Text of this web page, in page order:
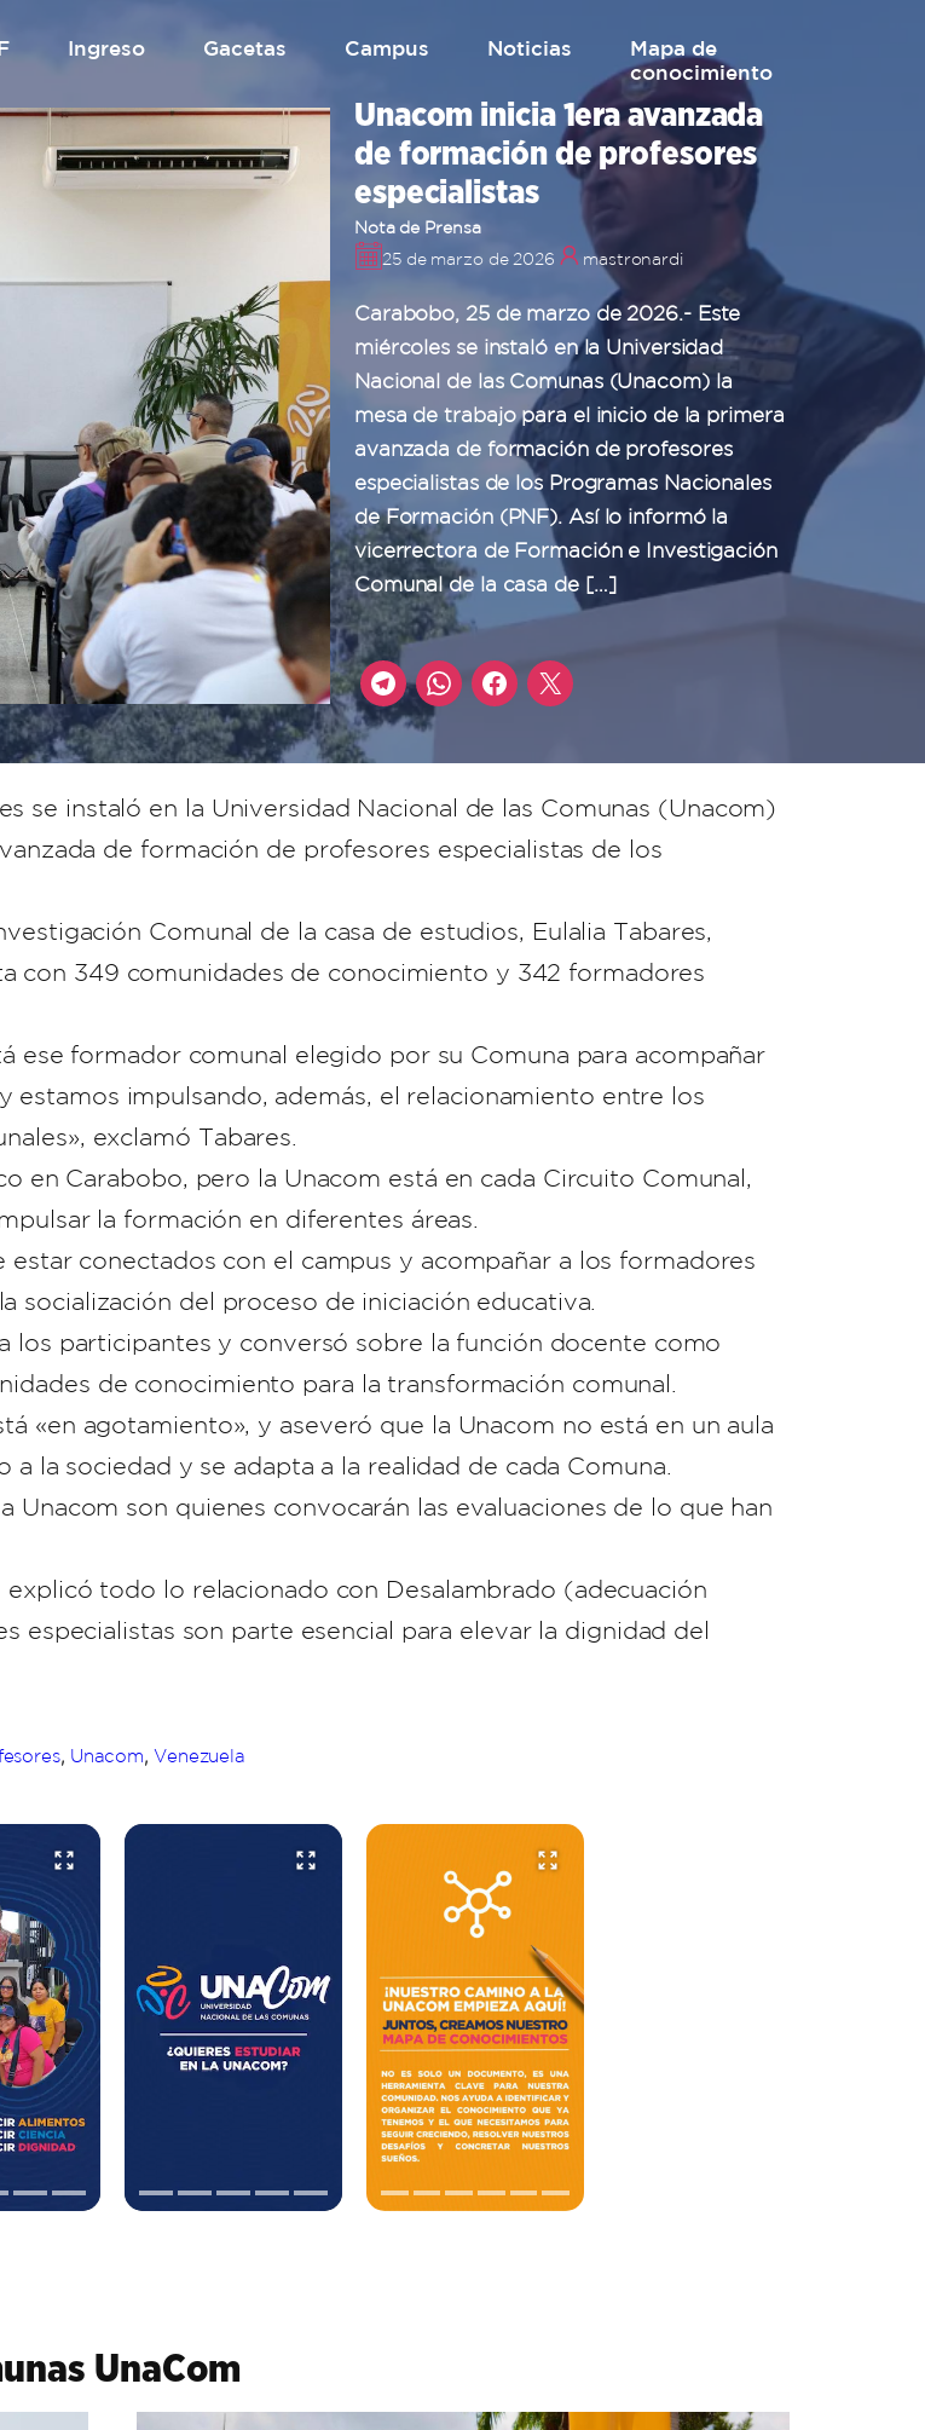
Ingreso gacetas Campus Noticias
mapa de
conocimiento
Unacom inicia 1era avanzada
de formación de profesores
especialistas
Nota de Prensa
25 de marzo de 2026
mastronardi
Carabobo, 25 de marzo de 2026.- Este
miércoles se instaló en la Universidad
Nacional de las Comunas (Unacom) la
mesa de trabajo para el inicio de la primera
avanzada de formación de profesores
especialistas de los Programas Nacionales
de Formación (PNF). Así lo informó la
vicerrectora de Formación e Investigación
Comunal de la casa de […]
se instaló en la Universidad Nacional de las Comunas (Unacom)
de formación de profesores especialistas de los
Comunal de la casa de estudios, Eulalia Tabares,
con 349 comunidades de conocimiento y 342 formadores
ese formador comunal elegido por su Comuna para acompañar
impulsando, además, el relacionamiento entre los
exclamó Tabares.
en Carabobo, pero la Unacom está en cada Circuito Comunal,
la formación en diferentes áreas.
conectados con el campus y acompañar a los formadores
socialización del proceso de iniciación educativa.
los participantes y conversó sobre la función docente como
de conocimiento para la transformación comunal.
«en agotamiento», y aseveró que la Unacom no está en un aula
la sociedad y se adapta a la realidad de cada Comuna.
Unacom son quienes convocarán las evaluaciones de lo que han
todo lo relacionado con Desalambrado (adecuación
son parte esencial para elevar la dignidad del
, Unacom, Venezuela
UnaCom